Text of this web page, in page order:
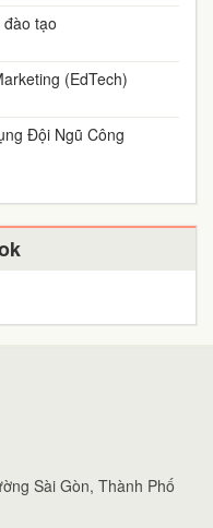
tạo
(EdTech)
Đội Ngũ Công
Sài Gòn, Thành Phố